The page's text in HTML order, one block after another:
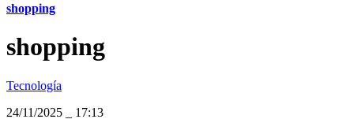
shopping
shopping
Tecnología
24/11/2025
17:13